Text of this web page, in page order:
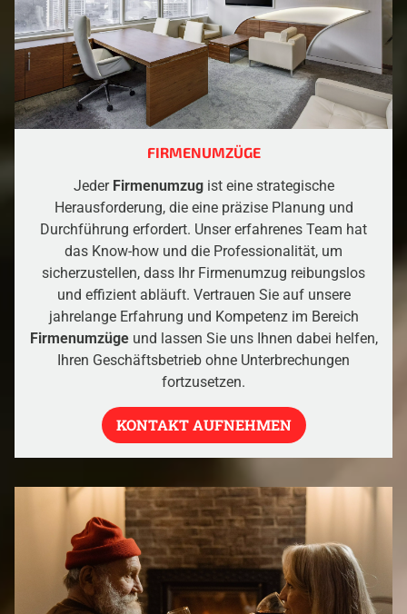
FIRMENUMZÜGE
Jeder Firmenumzugist eine strategische
Herausforderung, die eine präzise Planung und
Durchführung erfordert. Unser erfahrenes Team hat
das Know-how und die Professionalität, um
sicherzustellen, dass Ihr Firmenumzug reibungslos
und effizient abläuft. Vertrauen Sie auf unsere
jahrelange Erfahrung und Kompetenz im Bereich
Firmenumzügeund lassen Sie uns Ihnen dabei helfen,
Ihren Geschäftsbetrieb ohne Unterbrechungen
fortzusetzen.
KONTAKT AUFNEHMEN